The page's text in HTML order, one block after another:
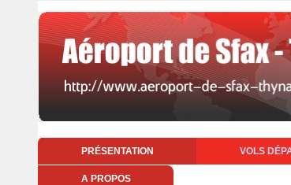
PRÉSENTATION VOLS
A PROPOS